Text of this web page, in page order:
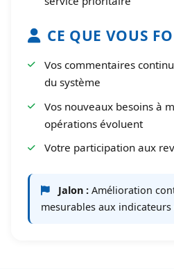
CE QUE VOUS
Vos commentaires
du système
Vos nouveaux besoins à
opérations évoluent
Votre participation aux
Jalon : Amélioration
mesurables aux indicateurs